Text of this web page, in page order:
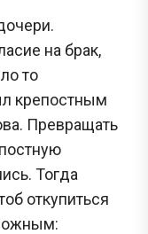
на брак,
то
крепостным
Превращать
Тогда
откупиться